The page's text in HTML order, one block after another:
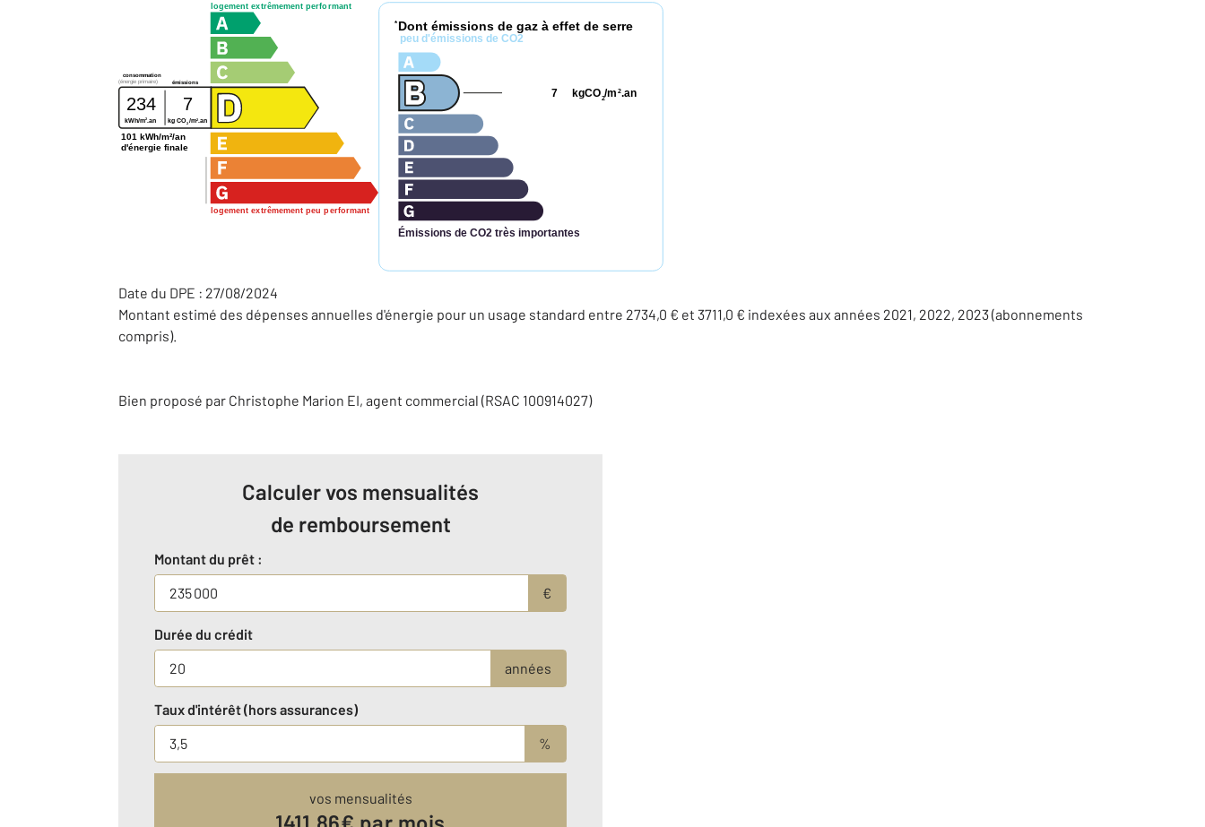
logement extrêmement performant
logement extrêmement peu performant
consommation
émissions
(énergie primaire)
234 7
kWh/m2 .an kg CO2 /m2 .an
101 kWh/m²/an
d'énergie finale
* Dont émissions de gaz à effet de serre
peu d'émissions de CO2
Émissions de CO2 très importantes
kgCO2/m 2.an
7
Date du DPE : 27/08/2024
Montant estimé des dépenses annuelles d'énergie pour un usage standard entre 2734,0 € et 3711,0 € indexées aux années 2021, 2022, 2023 (abonnements
compris).
Bien proposé par Christophe Marion EI, agent commercial (RSAC 100914027)
Calculer vos mensualités
de remboursement
Montant du prêt :
€
Durée du crédit
années
Taux d'intérêt (hors assurances)
%
vos mensualités